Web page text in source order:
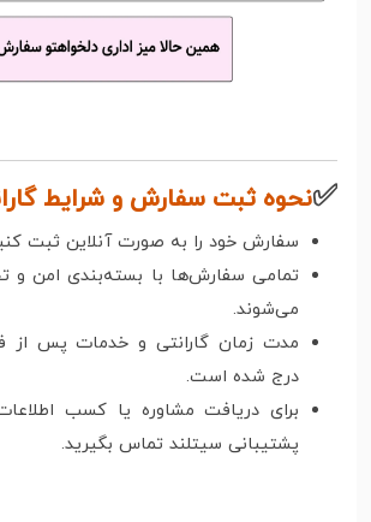
✅نحوه ثبت سفارش و شرایط
سفارش خود را به صورت آنلاین ثبت
تمامی سفارش‌ها با بسته‌بندی امن و
می‌شوند.
مدت زمان گارانتی و خدمات پس
درج شده است.
برای دریافت مشاوره یا کسب
پشتیبانی سیتلند تماس بگیرید.